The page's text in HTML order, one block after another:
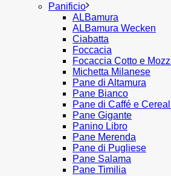
Panificio
ALBamura
ALBamura Wecken
Ciabatta
Foccacia
Focaccia Cotto e
Michetta Milanese
Pane di Altamura
Pane Bianco
Pane di Caffé e
Pane Gigante
Panino Libro
Pane Merenda
Pane di Pugliese
Pane Salama
Pane Timilia